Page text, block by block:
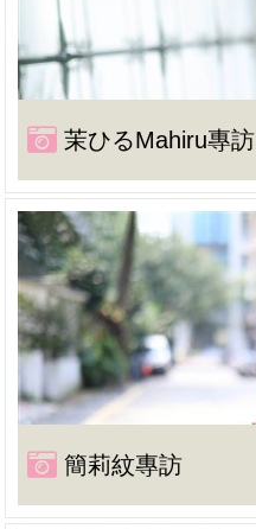
茉ひるMahiru專訪
簡莉紋專訪